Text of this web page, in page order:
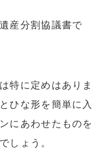
産分割協議書で
特に定めはありま
ひな形を簡単に入
にあわせたものを
しょう。